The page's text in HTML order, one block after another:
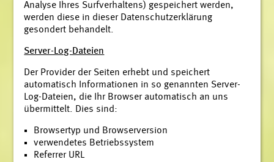
Analyse Ihres Surfverhaltens) gespeichert werden,
werden diese in dieser Datenschutzerklärung
gesondert behandelt.
Server-Log-Dateien
Der Provider der Seiten erhebt und speichert
automatisch Informationen in so genannten Server-
Log-Dateien, die Ihr Browser automatisch an uns
übermittelt. Dies sind:
Browsertyp und Browserversion
verwendetes Betriebssystem
Referrer URL